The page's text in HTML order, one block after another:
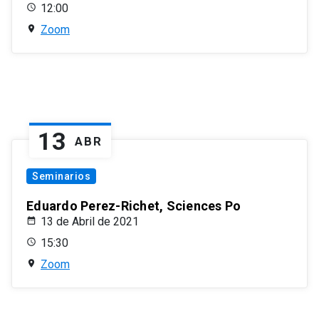
12:00
Zoom
13 ABR
Seminarios
Eduardo Perez-Richet, Sciences Po
13 de Abril de 2021
15:30
Zoom